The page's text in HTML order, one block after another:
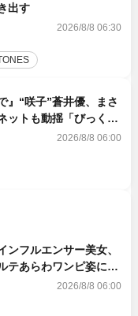
出す
2026/8/8 06:30
』“咲子”蒼井優、まさ
トも動揺「びっくり
ネタバレあり）
2026/8/8 06:00
ンフルエンサー美女、
テあらわワンピ姿に反
2026/8/8 06:00